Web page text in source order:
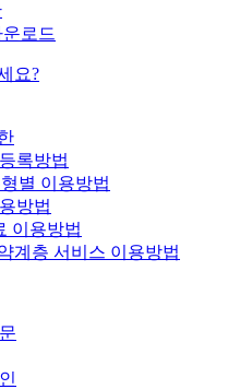
로드
요?
록방법
별 이용방법
방법
이용방법
계층 서비스 이용방법